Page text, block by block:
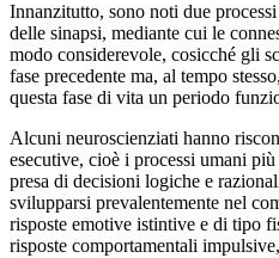
Innanzitutto, sono noti due
delle sinapsi, mediante cui le
modo considerevole, cosicché gli
fase precedente ma, al tempo
questa fase di vita un periodo
Alcuni neuroscienziati hanno
esecutive, cioè i processi umani
presa di decisioni logiche e
svilupparsi prevalentemente nel
risposte emotive istintive e di tipo
risposte comportamentali